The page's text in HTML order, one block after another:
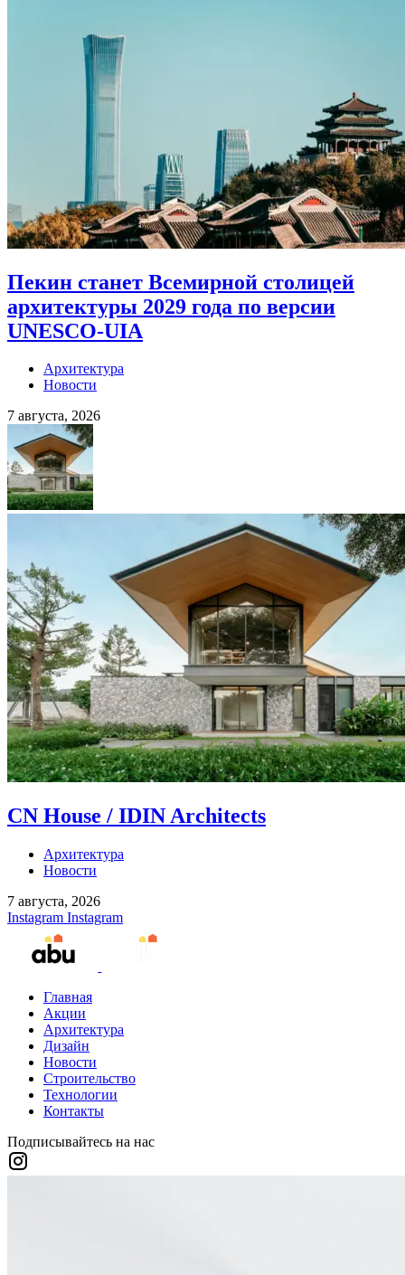
Пекин станет Всемирной столицей
архитектуры 2029 года по версии
UNESCO-UIA
Архитектура
Новости
7 августа, 2026
CN House / IDIN Architects
Архитектура
Новости
7 августа, 2026
Instagram Instagram
Главная
Акции
Архитектура
Дизайн
Новости
Строительство
Технологии
Контакты
Подписывайтесь на нас